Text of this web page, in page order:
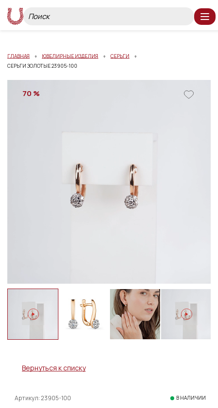
ГЛАВНАЯ ЮВЕЛИРНЫЕ ИЗДЕЛИЯ
СЕРЬГИ
СЕРЬГИ ЗОЛОТЫЕ 23905-100
70 %
Вернуться к списку
Артикул: 23905-100 В НАЛИЧИИ